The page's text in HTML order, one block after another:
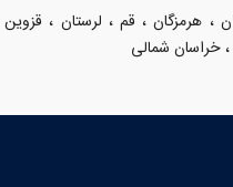
، هرمزگان، قم ، لرستان ، قزوین
،خراسان شمالی